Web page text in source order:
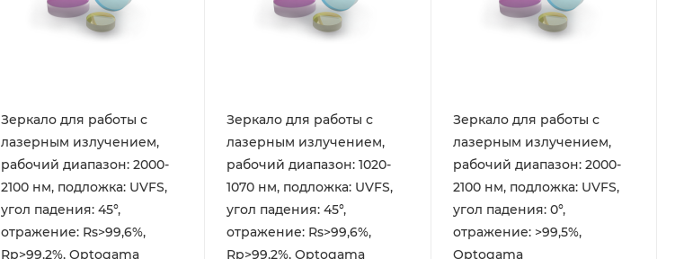
Зеркало для работы с
лазерным излучением,
рабочий диапазон: 2000-
2100 нм, подложка: UVFS,
угол падения: 45°,
отражение: Rs>99,6%,
Rp>99,2%, Optogama
Зеркало для работы с
лазерным излучением,
рабочий диапазон: 1020-
1070 нм, подложка: UVFS,
угол падения: 45°,
отражение: Rs>99,6%,
Rp>99,2%, Optogama
Зеркало для работы с
лазерным излучением,
рабочий диапазон: 2000-
2100 нм, подложка: UVFS,
угол падения: 0°,
отражение: >99,5%,
Optogama